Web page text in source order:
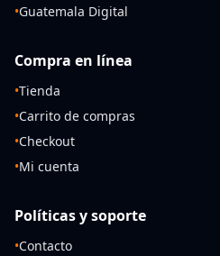
•Guatemala Digital
Compra en línea
•Tienda
•Carrito de compras
•Checkout
•Mi cuenta
Políticas y soporte
•Contacto